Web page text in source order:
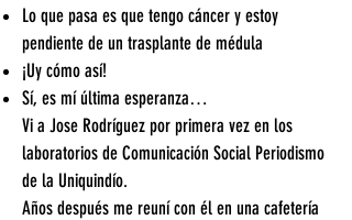
Lo que pasa es que tengo cáncer y estoy
pendiente de un trasplante de médula
¡Uy cómo así!
Sí, es mí última esperanza…
Vi a Jose Rodríguez por primera vez en los
laboratorios de Comunicación Social Periodismo
de la Uniquindío.
Años después me reuní con él en una cafetería